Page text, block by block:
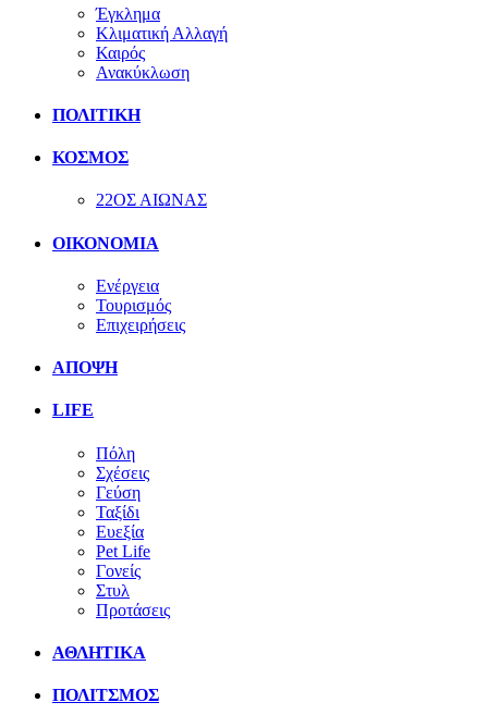
Έγκλημα
Κλιματική Αλλαγή
Καιρός
Ανακύκλωση
ΠΟΛΙΤΙΚΗ
ΚΟΣΜΟΣ
22ΟΣ ΑΙΩΝΑΣ
ΟΙΚΟΝΟΜΙΑ
Ενέργεια
Τουρισμός
Επιχειρήσεις
ΑΠΟΨΗ
LIFE
Πόλη
Σχέσεις
Γεύση
Ταξίδι
Ευεξία
Pet Life
Γονείς
Στυλ
Προτάσεις
ΑΘΛΗΤΙΚΑ
ΠΟΛΙΤΣΜΟΣ